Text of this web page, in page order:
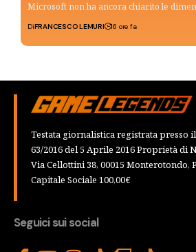
Microsoft non ha ancora chiarito le
DiFRANCESCO LEMURI 16 ore fa
Testata giornalistica registrata presso
63/2016 del 5 Aprile 2016 Proprietà di
Via Cellottini 38, 00015 Monterotondo,
Capitale Sociale 100,00€
Seguici sui social